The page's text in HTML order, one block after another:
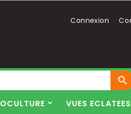
Connexion

VUES ECLATEES